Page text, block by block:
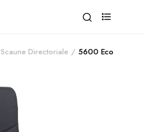
Scaune Directoriale 5600 Eco